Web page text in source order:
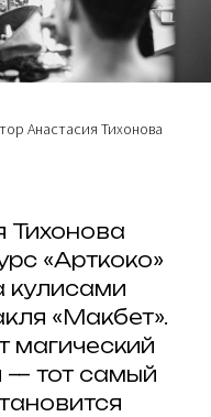
Анастасия Тихонова
«Арткоко»
кулисами
«Макбет».
магический
— тот самый